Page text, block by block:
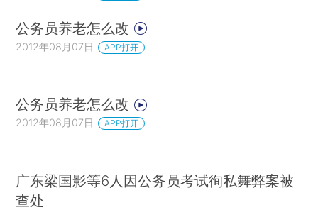
公务员养老怎么改
2012年08月07日 APP打开
公务员养老怎么改
2012年08月07日 APP打开
广东梁国影等6人因公务员考试徇私舞弊案被
查处